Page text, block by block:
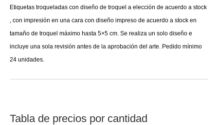
Etiquetas troqueladas con diseño de troquel a elección de acuerdo a stock
, con impresión en una cara con diseño impreso de acuerdo a stock en
tamaño de troquel máximo hasta 5×5 cm. Se realiza un solo diseño e
incluye una sola revisión antes de la aprobación del arte. Pedido mínimo
24 unidades.
Tabla de precios por cantidad